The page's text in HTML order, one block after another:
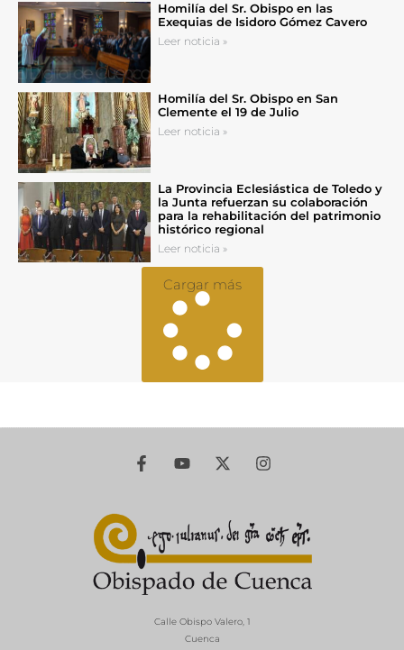
Homilía del Sr. Obispo en las
Exequias de Isidoro Gómez Cavero
Leer noticia »
Homilía del Sr. Obispo en San
Clemente el 19 de Julio
Leer noticia »
La Provincia Eclesiástica de Toledo y
la Junta refuerzan su colaboración
para la rehabilitación del patrimonio
histórico regional
Leer noticia »
Cargar más
Calle Obispo Valero, 1
Cuenca